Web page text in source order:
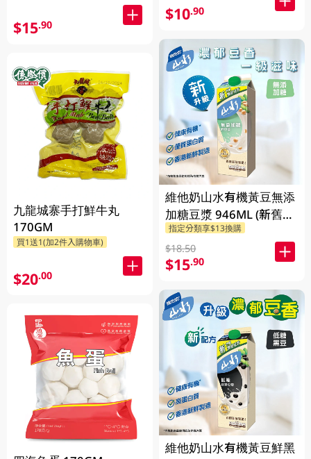
$15.90
九龍城寨手打鮮牛丸
170GM
買1送1(加2件入購物車)
$20.00
$10.90
維他奶山水有機黃豆無添
加糖豆漿 946ML (新舊包
裝隨機發貨)
指定分類享$13換購
$18.50
$15.90
維他奶山水有機黃豆鮮黑